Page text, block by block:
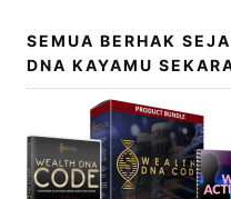
SEMUA BERHAK
DNA KAYAMU